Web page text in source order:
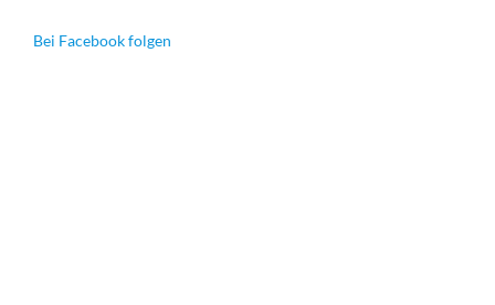
Bei Facebook folgen